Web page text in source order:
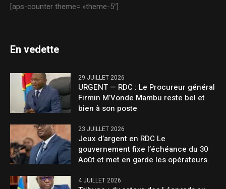
[aps-counter theme= »theme-5″]
En vedette
29 JUILLET 2026
URGENT — RDC : Le Procureur général
Firmin M’Vonde Mambu reste bel et
bien à son poste
23 JUILLET 2026
Jeux d’argent en RDC Le
gouvernement fixe l’échéance du 30
Août et met en garde les opérateurs.
4 JUILLET 2026